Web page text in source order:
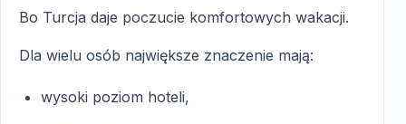
Bo Turcja daje poczucie komfortowych wakacji.
Dla wielu osób największe znaczenie mają:
wysoki poziom hoteli,